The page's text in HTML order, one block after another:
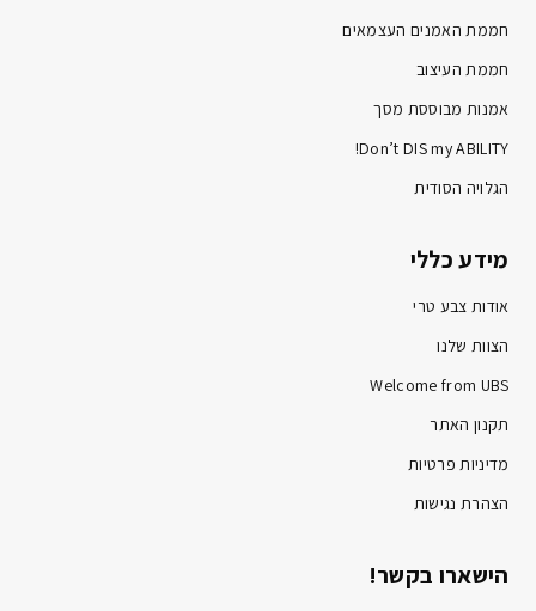
חממת האמנים העצמאים
חממת העיצוב
אמנות מבוססת מסך
Don’t DIS my ABILITY!
הגלויה הסודית
מידע כללי
אודות צבע טרי
הצוות שלנו
Welcome from UBS
תקנון האתר
מדיניות פרטיות
הצהרת נגישות
הישארו בקשר!